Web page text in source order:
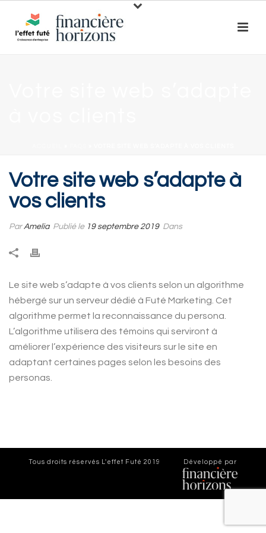
Votre site web s’adapte à
vos clients
ParAmelia Publié le 19 septembre 2019 Dans
Le site web s’adapte à vos clients selon un algorithme
hébergé sur un serveur dédié à Futé Marketing. Cet
algorithme permet la reconnaissance du persona.
L’algorithme utilisera des témoins qui serviront à
améliorer l’expérience des visiteurs sur le site en
adaptant certaines pages selon les besoins des
personas.
Tous droits réservés L'effet Futé 2019 Développé par